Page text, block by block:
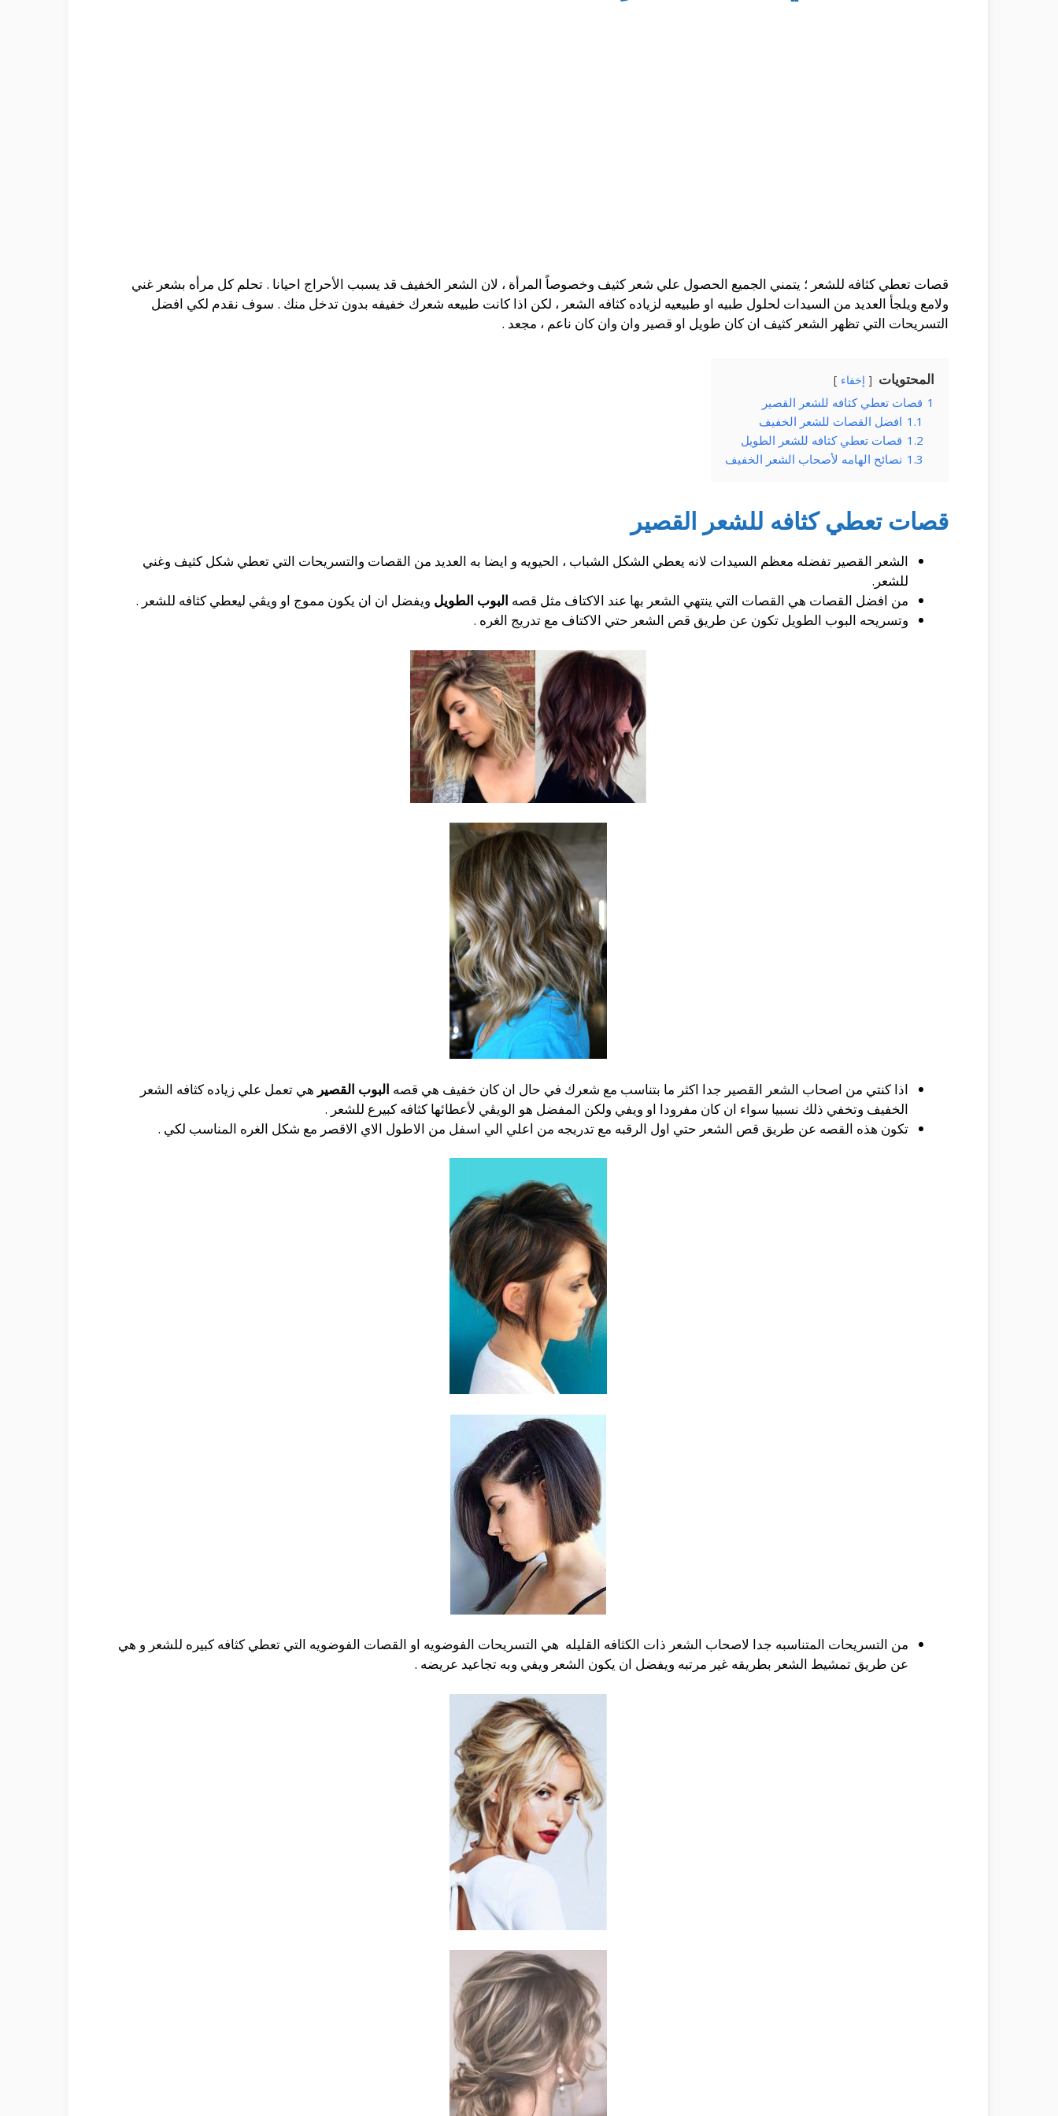
قصات تعطي كثافه للشعر ؛ يتمني الجميع الحصول علي شعر كثيف وخصوصاً المرأة ، لان الشعر الخفيف قد يسبب الأحراج احيانا . تحلم كل مرأه بشعر غني
ولامع ويلجأ العديد من السيدات لحلول طبيه او طبيعيه لزياده كثافه الشعر ، لكن اذا كانت طبيعه شعرك خفيفه بدون تدخل منك . سوف نقدم لكي افضل
التسريحات التي تظهر الشعر كثيف ان كان طويل او قصير وان وان كان ناعم ، مجعد .
المحتويات إخفاء
1 قصات تعطي كثافه للشعر القصير
1.1 افضل القصات للشعر الخفيف
1.2 قصات تعطي كثافه للشعر الطويل
1.3 نصائح الهامه لأصحاب الشعر الخفيف
قصات تعطي كثافه للشعر القصير
الشعر القصير تفضله معظم السيدات لانه يعطي الشكل الشباب ، الحيويه و ايضا به العديد من القصات والتسريحات التي تعطي شكل كثيف وغني
للشعر.
من افضل القصات هي القصات التي ينتهي الشعر بها عند الاكتاف مثل قصه البوب الطويل ويفضل ان ان يكون مموج او ويڤي ليعطي كثافه للشعر .
وتسريحه البوب الطويل تكون عن طريق قص الشعر حتي الاكتاف مع تدريج الغره .
اذا كنتي من اصحاب الشعر القصير جدا اكثر ما بتناسب مع شعرك في حال ان كان خفيف هي قصه البوب القصير هي تعمل علي زياده كثافه الشعر
الخفيف وتخفي ذلك نسبيا سواء ان كان مفرودا او ويفي ولكن المفضل هو الويڤي لأعطائها كثافه كبيرع للشعر .
تكون هذه القصه عن طريق قص الشعر حتي اول الرقبه مع تدريجه من اعلي الي اسفل من الاطول الاي الاقصر مع شكل الغره المناسب لكي .
من التسريحات المتناسبه جدا لاصحاب الشعر ذات الكثافه القليله هي التسريحات الفوضويه او القصات الفوضويه التي تعطي كثافه كبيره للشعر و هي
عن طريق تمشيط الشعر بطريقه غير مرتبه ويفضل ان يكون الشعر ويفي وبه تجاعيد عريضه .